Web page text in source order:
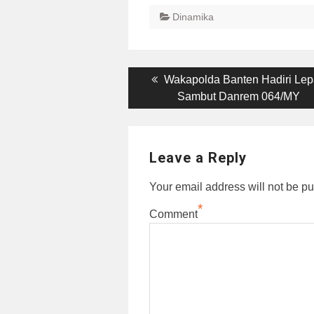
Dinamika
Post
navigation
Previous
post:
Wakapolda Banten Hadiri
Sambut Danrem 064/MY
Leave a Reply
Your email address will not be
Comment*